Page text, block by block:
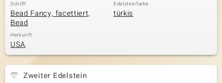
Schliff
Bead Fancy, facettiert,
Bead
Edelsteinfarbe
türkis
Herkunft
USA
Zweiter Edelstein